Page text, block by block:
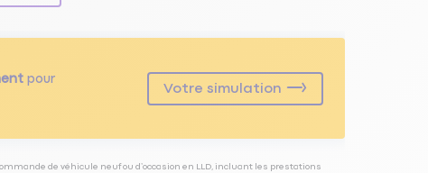
pour
Votre simulation
de véhicule neuf ou d’occasion en LLD, incluant les prestations